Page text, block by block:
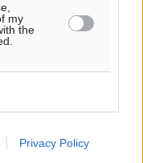
my
the
Privacy Policy
στη 12άδα
μια κοινότητα